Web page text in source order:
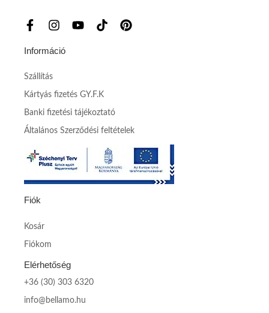
Információ
Szállítás
Kártyás fizetés GY.F.K
Banki fizetési tájékoztató
Általános Szerződési feltételek
Fiók
Kosár
Fiókom
Elérhetőség
+36 (30) 303 6320
info@bellamo.hu